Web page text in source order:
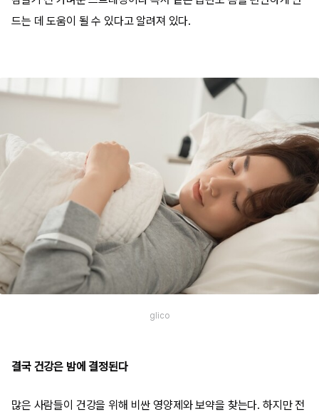
드는 데 도움이 될 수 있다고 알려져 있다.
glico
결국 건강은 밤에 결정된다
많은 사람들이 건강을 위해 비싼 영양제와 보약을 찾는다. 하지만 전